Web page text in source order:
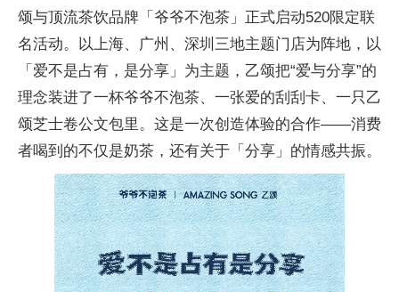
颂与顶流茶饮品牌「爷爷不泡茶」正式启动520限定联
名活动。以上海、广州、深圳三地主题门店为阵地，以
「爱不是占有，是分享」为主题，乙颂把“爱与分享”的
理念装进了一杯爷爷不泡茶、一张爱的刮刮卡、一只乙
颂芝士卷公文包里。这是一次创造体验的合作——消费
者喝到的不仅是奶茶，还有关于「分享」的情感共振。